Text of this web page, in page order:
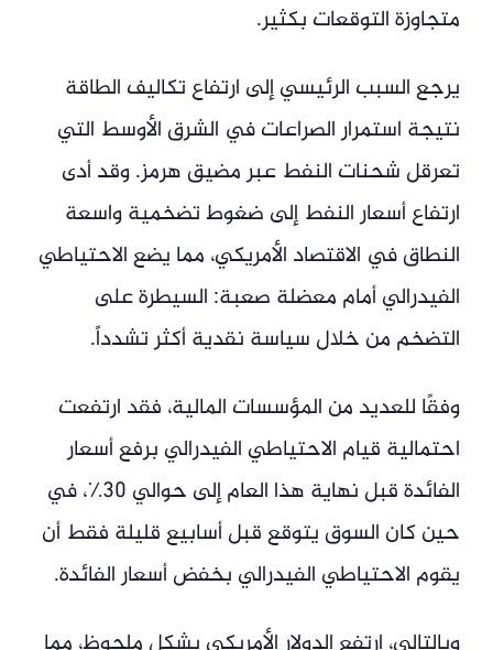
متجاوزة التوقعات بكثير.
يرجع السبب الرئيسي إلى ارتفاع تكاليف الطاقة
نتيجة استمرار الصراعات في الشرق الأوسط التي
تعرقل شحنات النفط عبر مضيق هرمز. وقد أدى
ارتفاع أسعار النفط إلى ضغوط تضخمية واسعة
النطاق في الاقتصاد الأمريكي، مما يضع الاحتياطي
الفيدرالي أمام معضلة صعبة: السيطرة على
التضخم من خلال سياسة نقدية أكثر تشدداً.
وفقًا للعديد من المؤسسات المالية، فقد ارتفعت
احتمالية قيام الاحتياطي الفيدرالي برفع أسعار
الفائدة قبل نهاية هذا العام إلى حوالي 30٪، في
حين كان السوق يتوقع قبل أسابيع قليلة فقط أن
يقوم الاحتياطي الفيدرالي بخفض أسعار الفائدة.